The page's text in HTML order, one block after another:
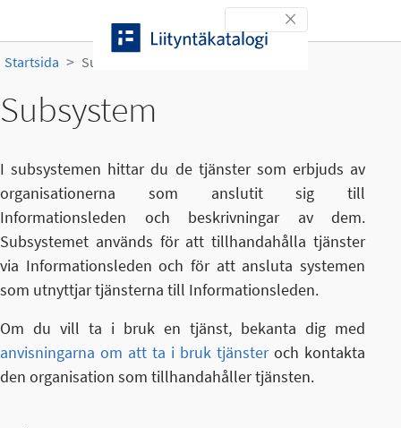
Toggle navigation
Startsida Subsystem
Subsystem
I subsystemen hittar du de tjänster som erbjuds av
organisationerna som anslutit sig till
Informationsleden och beskrivningar av dem.
Subsystemet används för att tillhandahålla tjänster
via Informationsleden och för att ansluta systemen
som utnyttjar tjänsterna till Informationsleden.
Om du vill ta i bruk en tjänst, bekanta dig med
anvisningarna om att ta i bruk tjänsteroch kontakta
den organisation som tillhandahåller tjänsten.